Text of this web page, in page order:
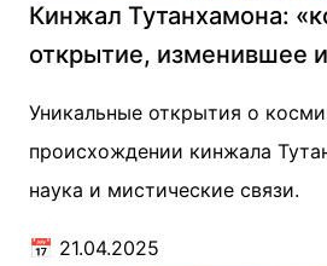
Кинжал Тутанхамона:
открытие, изменившее
Уникальные открытия о
происхождении кинжала
наука и мистические связи.
📅 21.04.2025